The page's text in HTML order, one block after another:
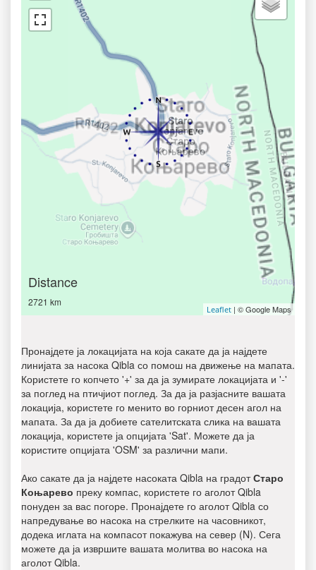
Distance
2721 km
Leaflet | © Google Maps
Пронајдете ја локацијата на која сакате да ја најдете
линијата за насока Qibla со помош на движење на мапата.
Користете го копчето '+' за да ја зумирате локацијата и '-'
за поглед на птичјиот поглед. За да ја разјасните вашата
локација, користете го менито во горниот десен агол на
мапата. За да ја добиете сателитската слика на вашата
локација, користете ја опцијата 'Sat'. Можете да ја
користите опцијата 'OSM' за различни мапи.
Ако сакате да ја најдете насоката Qibla на градотСтаро
Коњарево преку компас, користете го аголот Qibla
понуден за вас погоре. Пронајдете го аголот Qibla со
напредување во насока на стрелките на часовникот,
додека иглата на компасот покажува на север (N). Сега
можете да ја извршите вашата молитва во насока на
аголот Qibla.